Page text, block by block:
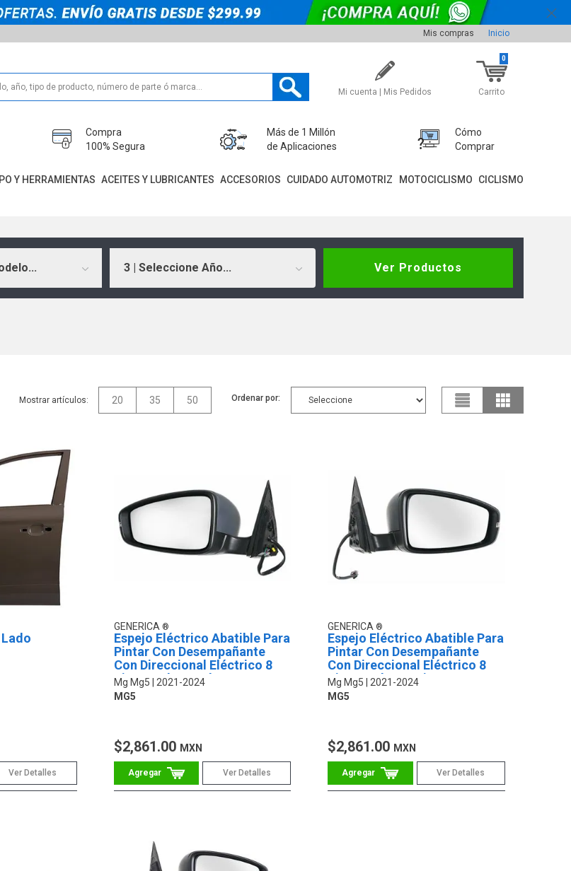
Mis compras Inicio
Mi cuenta | Mis Pedidos Carrito
0
Compra
100% Segura
Más de 1 Millón
de Aplicaciones
Cómo
Comprar
Y HERRAMIENTAS ACEITES Y LUBRICANTES ACCESORIOS CUIDADO AUTOMOTRIZ MOTOCICLISMO CICLISMO
3 | Seleccione Año... Ver Productos
Mostrar artículos: 20 35 50 Ordenar por:
Ver Detalles
GENERICA
Espejo Eléctrico Abatible Para
Pintar Con Desempañante
Con Direccional Eléctrico 8
Pines Lado Conductor
Mg Mg5
2021-2024
MG5
$2,861.00 MXN
Ver Detalles
GENERICA
Espejo Eléctrico Abatible Para
Pintar Con Desempañante
Con Direccional Eléctrico 8
Pines Lado Pasajero
Mg Mg5
2021-2024
MG5
$2,861.00 MXN
Ver Detalles